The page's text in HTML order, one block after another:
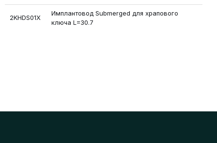
2KHDS01X
Имплантовод Submerged для храпового
ключа L=30.7